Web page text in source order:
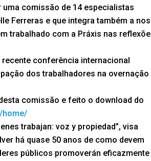
comissão de 14 especialistas
Ferreras e que integra também a
trabalhado com a Práxis nas
conferência internacional
dos trabalhadores na overnação
comissão e feito o download do
home/
trabajan: voz y propiedad”, visa
há quase 50 anos de como devem
públicos promoverán eficazmente